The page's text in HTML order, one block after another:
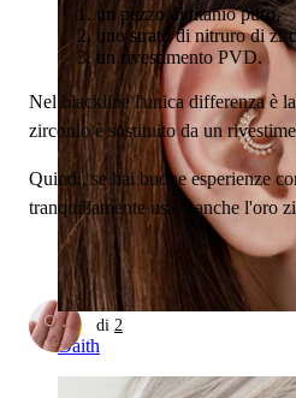
Daith
un pezzo di titanio puro,
uno strato di nitruro di
un rivestimento PVD.
Nel blackline l'unica differenza è
zirconio è sostituito da un
Quindi, se hai buone esperienze
tranquillamente usare anche l'oro
di 2